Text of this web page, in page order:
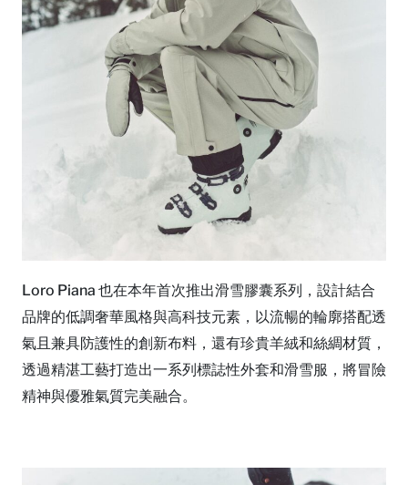
Loro Piana 也在本年首次推出滑雪膠囊系列，設計結合
品牌的低調奢華風格與高科技元素，以流暢的輪廓搭配透
氣且兼具防護性的創新布料，還有珍貴羊絨和絲綢材質，
透過精湛工藝打造出一系列標誌性外套和滑雪服，將冒險
精神與優雅氣質完美融合。